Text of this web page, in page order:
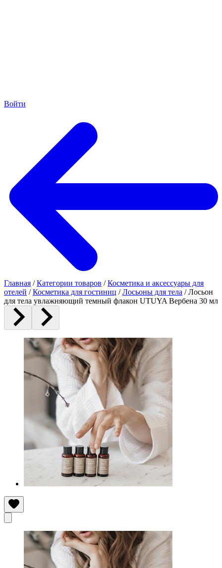
Войти
Главная / Категории товаров / Косметика и аксессуары для
отелей / Косметика для гостиниц / Лосьоны для тела / Лосьон
для тела увлажняющий темный флакон UTUYA Вербена 30 мл